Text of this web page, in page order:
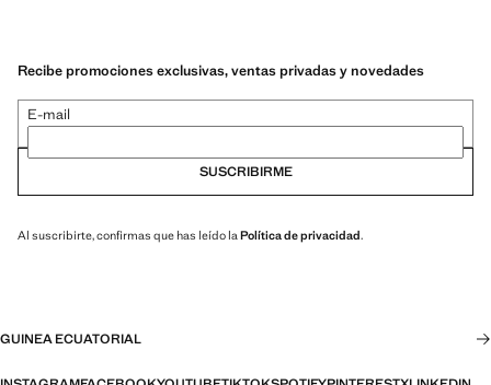
Recibe promociones exclusivas, ventas privadas y novedades
E-mail
SUSCRIBIRME
Al suscribirte, confirmas que has leído la Política de privacidad.
GUINEA ECUATORIAL